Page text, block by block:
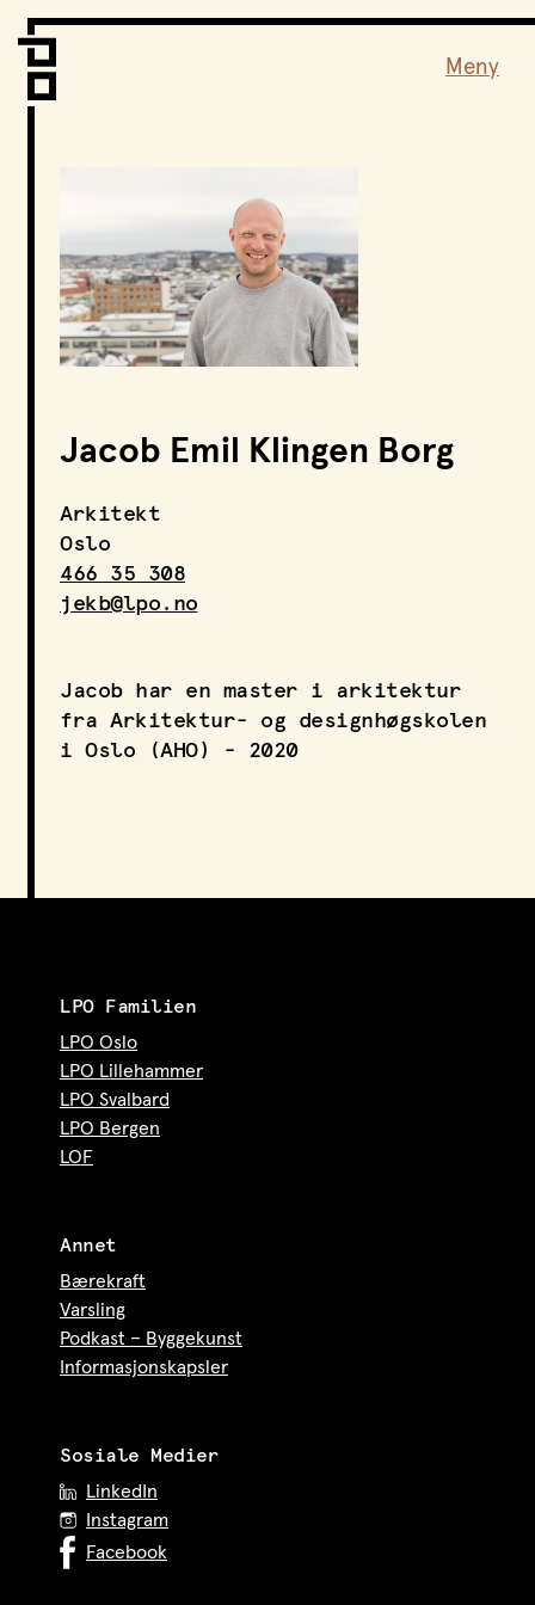
Meny
Vi er LPO
Prosjekter
Nyheter
Kontakt
LPO Lillehammer
LPO Svalbard
LPO Bergen
LOF
Jacob Emil Klingen Borg
Arkitekt
Oslo
466 35 308
jekb@lpo.no
Jacob har en master i arkitektur
fra Arkitektur- og designhøgskolen
i Oslo (AHO) - 2020
LPO Familien
LPO Oslo
LPO Lillehammer
LPO Svalbard
LPO Bergen
LOF
Annet
Bærekraft
Varsling
Podkast – Byggekunst
Informasjonskapsler
Sosiale Medier
LinkedIn
Instagram
Facebook